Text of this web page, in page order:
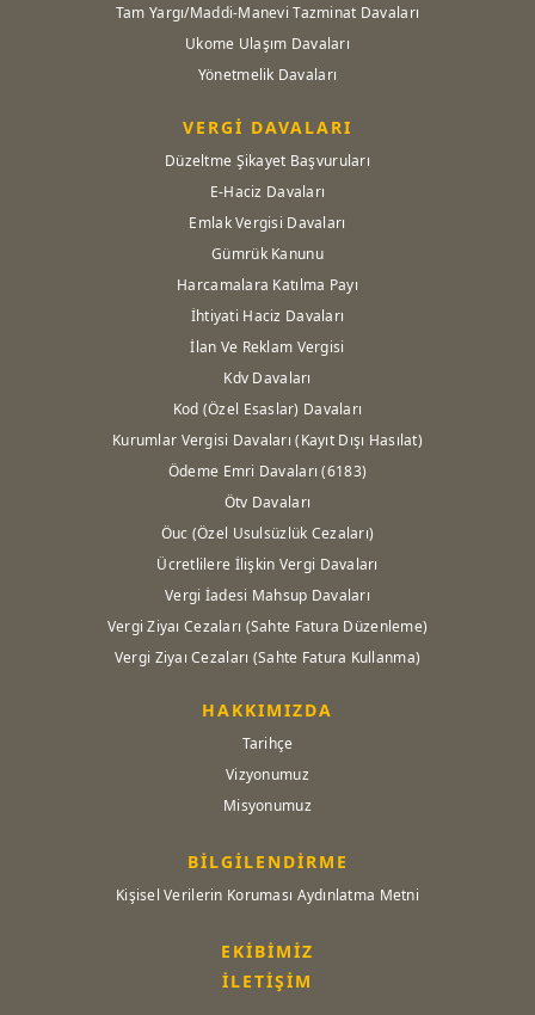
Tam Yargı/Maddi-Manevi Tazminat Davaları
Ukome Ulaşım Davaları
Yönetmelik Davaları
VERGİ DAVALARI
Düzeltme Şikayet Başvuruları
E-Haciz Davaları
Emlak Vergisi Davaları
Gümrük Kanunu
Harcamalara Katılma Payı
İhtiyati Haciz Davaları
İlan Ve Reklam Vergisi
Kdv Davaları
Kod (Özel Esaslar) Davaları
Kurumlar Vergisi Davaları (Kayıt Dışı Hasılat)
Ödeme Emri Davaları (6183)
Ötv Davaları
Öuc (Özel Usulsüzlük Cezaları)
Ücretlilere İlişkin Vergi Davaları
Vergi İadesi Mahsup Davaları
Vergi Ziyaı Cezaları (Sahte Fatura Düzenleme)
Vergi Ziyaı Cezaları (Sahte Fatura Kullanma)
HAKKIMIZDA
Tarihçe
Vizyonumuz
Misyonumuz
BİLGİLENDİRME
Kişisel Verilerin Koruması Aydınlatma Metni
EKİBİMİZ
İLETİŞİM